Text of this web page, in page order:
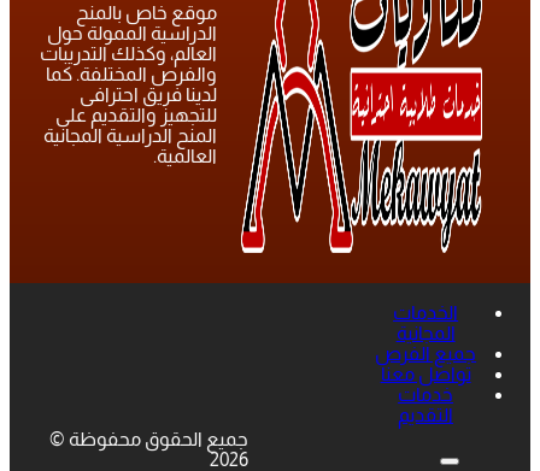
موقع خاص بالمنح
الدراسية الممولة حول
العالم، وكذلك التدريبات
والفرص المختلفة. كما
لدينا فريق احترافى
للتجهيز والتقديم على
المنح الدراسية المجانية
العالمية.
الخدمات
المجانية
جميع الفرص
تواصل معنا
خدمات
التقديم
جميع الحقوق محفوظة ©
2026